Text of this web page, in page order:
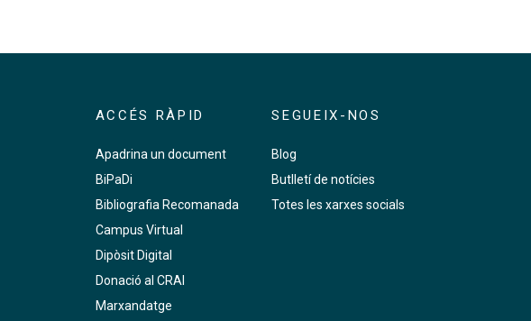
ACCÉS RÀPID
Apadrina un document
BiPaDi
Bibliografia Recomanada
Campus Virtual
Dipòsit Digital
Donació al CRAI
Marxandatge
SEGUEIX-NOS
Blog
Butlletí de notícies
Totes les xarxes socials